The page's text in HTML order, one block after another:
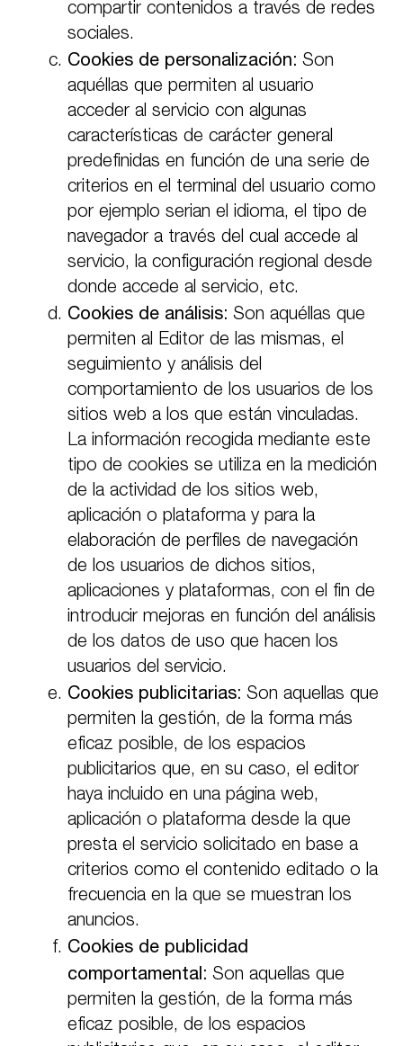
compartir contenidos a través de redes
sociales.
Cookies de personalización: Son
aquéllas que permiten al usuario
acceder al servicio con algunas
características de carácter general
predefinidas en función de una serie de
criterios en el terminal del usuario como
por ejemplo serian el idioma, el tipo de
navegador a través del cual accede al
servicio, la configuración regional desde
donde accede al servicio, etc.
Cookies de análisis: Son aquéllas que
permiten al Editor de las mismas, el
seguimiento y análisis del
comportamiento de los usuarios de los
sitios web a los que están vinculadas.
La información recogida mediante este
tipo de cookies se utiliza en la medición
de la actividad de los sitios web,
aplicación o plataforma y para la
elaboración de perfiles de navegación
de los usuarios de dichos sitios,
aplicaciones y plataformas, con el fin de
introducir mejoras en función del análisis
de los datos de uso que hacen los
usuarios del servicio.
Cookies publicitarias: Son aquellas que
permiten la gestión, de la forma más
eficaz posible, de los espacios
publicitarios que, en su caso, el editor
haya incluido en una página web,
aplicación o plataforma desde la que
presta el servicio solicitado en base a
criterios como el contenido editado o la
frecuencia en la que se muestran los
anuncios.
Cookies de publicidad
comportamental: Son aquellas que
permiten la gestión, de la forma más
eficaz posible, de los espacios